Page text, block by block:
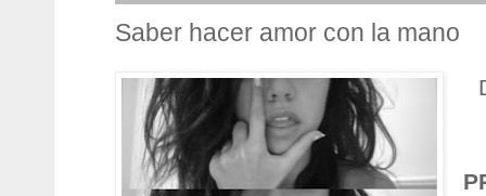
Saber hacer amor con la mano